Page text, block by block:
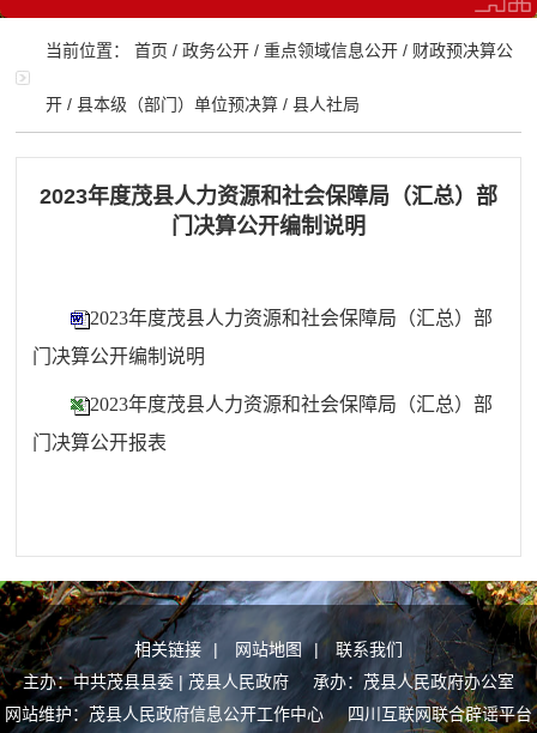
当前位置：首页 /政务公开 /重点领域信息公开 / 财政预决算公
开 /县本级（部门）单位预决算 /县人社局
2023年度茂县人力资源和社会保障局（汇总）部
门决算公开编制说明
2023年度茂县人力资源和社会保障局（汇总）部
门决算公开编制说明
2023年度茂县人力资源和社会保障局（汇总）部
门决算公开报表
相关链接 | 网站地图 |
联系我们
主办：中共茂县县委 | 茂县人民政府 承办：茂县人民政府办公室
网站维护：茂县人民政府信息公开工作中心四川互联网联合辟谣平台